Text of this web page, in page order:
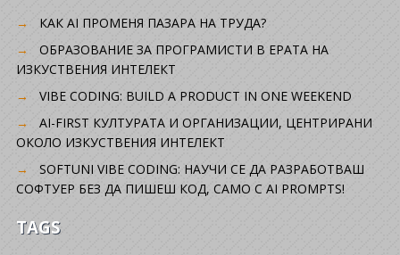
КАК AI ПРОМЕНЯ ПАЗАРА НА ТРУДА?
ОБРАЗОВАНИЕ ЗА ПРОГРАМИСТИ В ЕРАТА НА
ИЗКУСТВЕНИЯ ИНТЕЛЕКТ
VIBE CODING: BUILD A PRODUCT IN ONE WEEKEND
AI-FIRST КУЛТУРАТА И ОРГАНИЗАЦИИ, ЦЕНТРИРАНИ
ОКОЛО ИЗКУСТВЕНИЯ ИНТЕЛЕКТ
SOFTUNI VIBE CODING: НАУЧИ СЕ ДА РАЗРАБОТВАШ
СОФТУЕР БЕЗ ДА ПИШЕШ КОД, САМО С AI PROMPTS!
TAGS